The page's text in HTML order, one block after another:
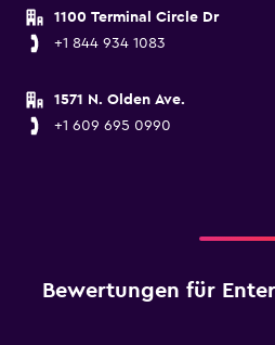
1100 Terminal Circle Dr
+1 844 934 1083
1571 N. Olden Ave.
+1 609 695 0990
Bewertungen für